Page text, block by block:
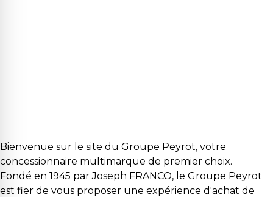
Bienvenue sur le site du Groupe Peyrot, votre
concessionnaire multimarque de premier choix.
Fondé en 1945 par Joseph FRANCO, le Groupe Peyrot
est fier de vous proposer une expérience d'achat de